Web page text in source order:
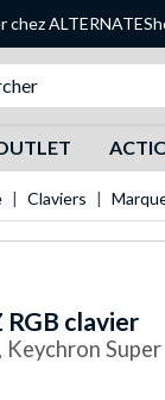
chez ALTERNATE
Claviers
RGB clavier